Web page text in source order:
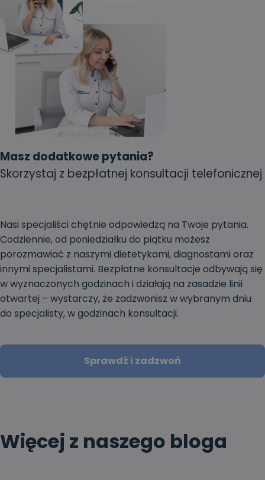
Masz dodatkowe pytania?
Skorzystaj z bezpłatnej konsultacji telefonicznej
Nasi specjaliści chętnie odpowiedzą na Twoje pytania.
Codziennie, od poniedziałku do piątku możesz
porozmawiać z naszymi dietetykami, diagnostami oraz
innymi specjalistami. Bezpłatne konsultacje odbywają się
w wyznaczonych godzinach i działają na zasadzie linii
otwartej – wystarczy, że zadzwonisz w wybranym dniu
do specjalisty, w godzinach konsultacji.
Sprawdź i zadzwoń
Więcej z naszego bloga